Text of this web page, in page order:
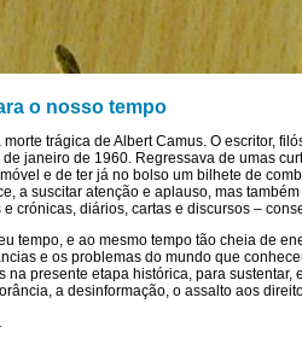
o nosso tempo
trágica de Albert Camus. O escritor,
janeiro de 1960. Regressava de umas
e de ter já no bolso um bilhete de
a suscitar atenção e aplauso, mas
crónicas, diários, cartas e discursos –
tempo, e ao mesmo tempo tão cheia de
e os problemas do mundo que
na presente etapa histórica, para
a desinformação, o assalto aos